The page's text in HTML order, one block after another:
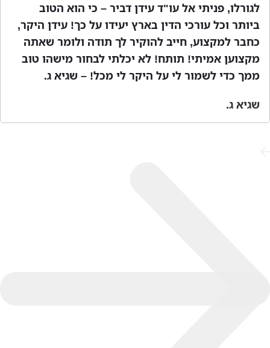
– כי הוא הטוב
על כך! עידן היקר,
תודה ולומר שאתה
לבחור מישהו טוב
מכל! – שגיא ג.
מתמשכת של מס' שנים,
להאמין … דין משמעתי
מהיר וזמין בכל שעה
מתן ש.